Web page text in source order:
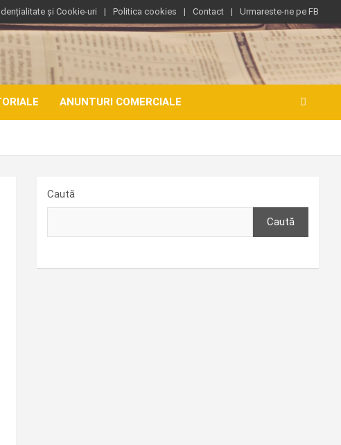
și Cookie-uri Politica cookies Contact Urmareste-ne pe FB
ANUNTURI COMERCIALE
Caută
Caută